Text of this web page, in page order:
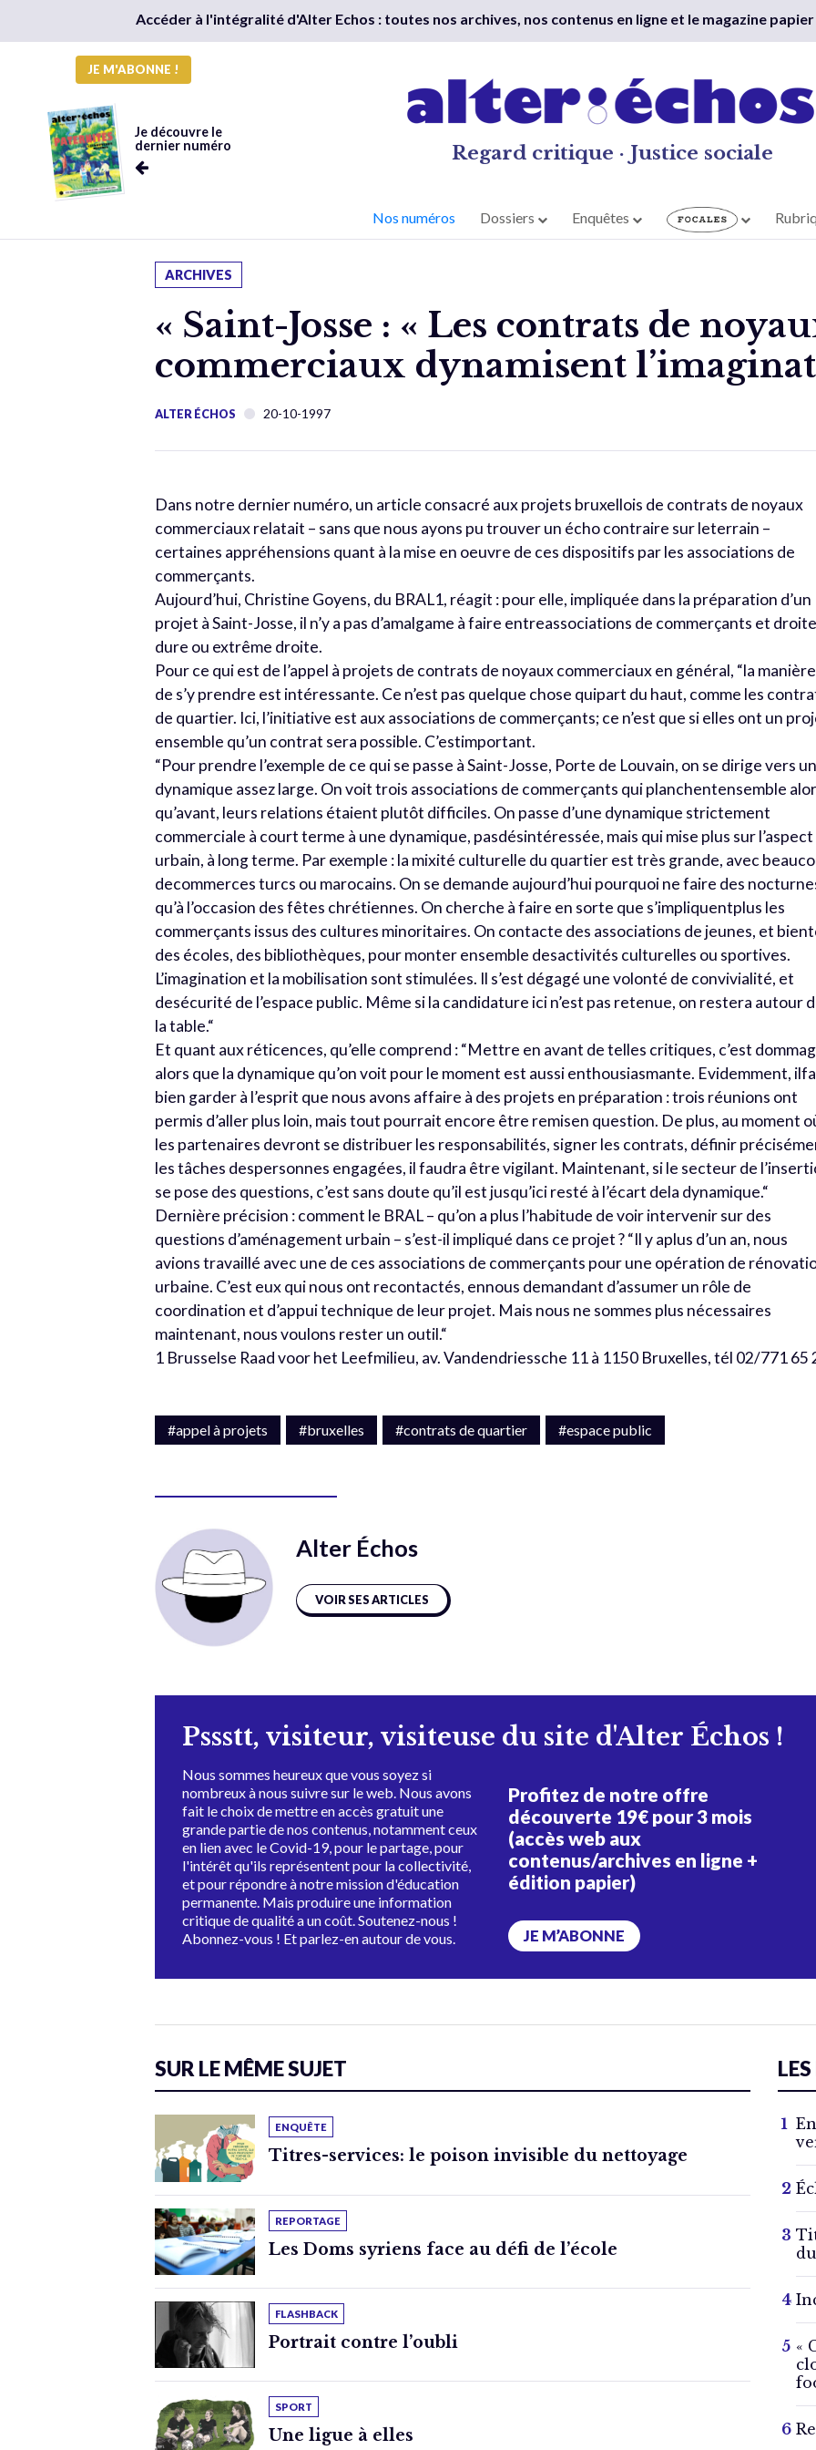
Accéder à l'intégralité d'Alter Echos : toutes nos archives, nos contenus en ligne et le magazine papier
JE M'ABONNE !
Je découvre le
dernier numéro
Regard critique · Justice sociale
Nos numéros Dossiers Enquêtes
ARCHIVES
« Saint-Josse : « Les contrats de
commerciaux dynamisent
ALTER ÉCHOS 20-10-1997
Dans notre dernier numéro, un article consacré aux projets bruxellois de contrats de noyaux
commerciaux relatait – sans que nous ayons pu trouver un écho contraire sur leterrain –
certaines appréhensions quant à la mise en oeuvre de ces dispositifs par les associations de
commerçants.
Aujourd’hui, Christine Goyens, du BRAL1, réagit : pour elle, impliquée dans la préparation d’un
projet à Saint-Josse, il n’y a pas d’amalgame à faire entreassociations de commerçants et droite
dure ou extrême droite.
Pour ce qui est de l’appel à projets de contrats de noyaux commerciaux en général, “la manière
de s’y prendre est intéressante. Ce n’est pas quelque chose quipart du haut, comme les
de quartier. Ici, l’initiative est aux associations de commerçants; ce n’est que si elles ont un
ensemble qu’un contrat sera possible. C’estimportant.
“Pour prendre l’exemple de ce qui se passe à Saint-Josse, Porte de Louvain, on se dirige vers
dynamique assez large. On voit trois associations de commerçants qui planchentensemble
qu’avant, leurs relations étaient plutôt difficiles. On passe d’une dynamique strictement
commerciale à court terme à une dynamique, pasdésintéressée, mais qui mise plus sur l’aspect
urbain, à long terme. Par exemple : la mixité culturelle du quartier est très grande, avec
decommerces turcs ou marocains. On se demande aujourd’hui pourquoi ne faire des
qu’à l’occasion des fêtes chrétiennes. On cherche à faire en sorte que s’impliquentplus les
commerçants issus des cultures minoritaires. On contacte des associations de jeunes, et
des écoles, des bibliothèques, pour monter ensemble desactivités culturelles ou sportives.
L’imagination et la mobilisation sont stimulées. Il s’est dégagé une volonté de convivialité, et
desécurité de l’espace public. Même si la candidature ici n’est pas retenue, on restera autour
la table.“
Et quant aux réticences, qu’elle comprend : “Mettre en avant de telles critiques, c’est
alors que la dynamique qu’on voit pour le moment est aussi enthousiasmante. Evidemment,
bien garder à l’esprit que nous avons affaire à des projets en préparation : trois réunions ont
permis d’aller plus loin, mais tout pourrait encore être remisen question. De plus, au moment
les partenaires devront se distribuer les responsabilités, signer les contrats, définir
les tâches despersonnes engagées, il faudra être vigilant. Maintenant, si le secteur de
se pose des questions, c’est sans doute qu’il est jusqu’ici resté à l’écart dela dynamique.“
Dernière précision : comment le BRAL – qu’on a plus l’habitude de voir intervenir sur des
questions d’aménagement urbain – s’est-il impliqué dans ce projet ? “Il y aplus d’un an, nous
avions travaillé avec une de ces associations de commerçants pour une opération de
urbaine. C’est eux qui nous ont recontactés, ennous demandant d’assumer un rôle de
coordination et d’appui technique de leur projet. Mais nous ne sommes plus nécessaires
maintenant, nous voulons rester un outil.“
1 Brusselse Raad voor het Leefmilieu, av. Vandendriessche 11 à 1150 Bruxelles, tél 02/771 65
#appel à projets #bruxelles #contrats de quartier #espace public
Alter Échos
VOIR SES ARTICLES
Pssstt, visiteur, visiteuse du site d'Alter Échos !
Nous sommes heureux que vous soyez si
nombreux à nous suivre sur le web. Nous avons
fait le choix de mettre en accès gratuit une
grande partie de nos contenus, notamment ceux
en lien avec le Covid-19, pour le partage, pour
l'intérêt qu'ils représentent pour la collectivité,
et pour répondre à notre mission d'éducation
permanente. Mais produire une information
critique de qualité a un coût. Soutenez-nous !
Abonnez-vous ! Et parlez-en autour de vous.
Profitez de notre offre
découverte 19€ pour 3 mois
(accès web aux
contenus/archives en ligne +
édition papier)
JE M’ABONNE
SUR LE MÊME SUJET
ENQUÊTE
Titres-services: le poison invisible du nettoyage
REPORTAGE
Les Doms syriens face au défi de l’école
FLASHBACK
Portrait contre l’oubli
SPORT
Une ligue à elles
«